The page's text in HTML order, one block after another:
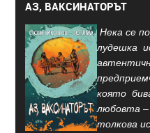
АЗ, ВАКСИНАТОРЪТ
Нека се
лудешка
която
любовта
толкова